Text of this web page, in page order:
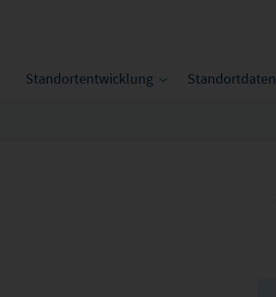
Standortentwicklung Standortdaten